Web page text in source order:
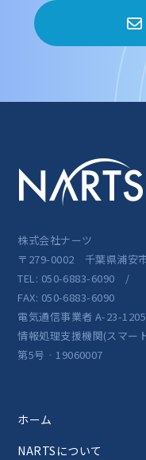
株式会社ナーツ
〒279-0002 千葉県浦
TEL: 050-6883-6090 /
FAX: 050-6883-6090
電気通信事業者 A-23-
情報処理支援機関(スマー
第5号‐19060007
ホーム
NARTSについて